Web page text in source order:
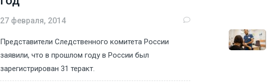
27 февраля, 2014
Представители Следственного комитета России
заявили, что в прошлом году в России был
зарегистрирован 31 теракт.